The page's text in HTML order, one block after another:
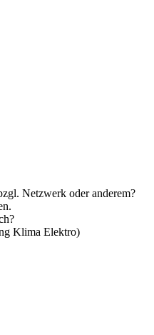
Netzwerk oder anderem?
Klima Elektro)